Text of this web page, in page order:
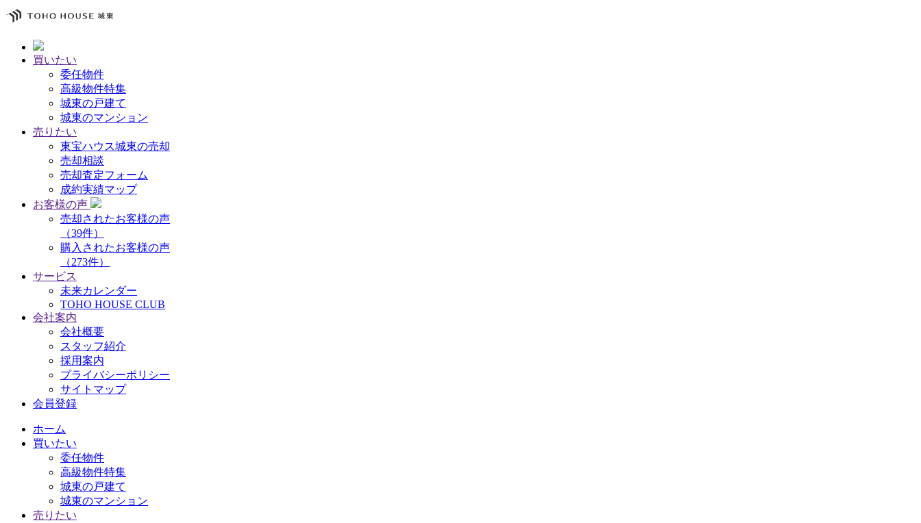
買いたい
委任物件
高級物件特集
城東の戸建て
城東のマンション
売りたい
東宝ハウス城東の売却
売却相談
売却査定フォーム
成約実績マップ
お客様の声
売却されたお客様の声
（39件）
購入されたお客様の声
（273件）
サービス
未来カレンダー
TOHO HOUSE CLUB
会社案内
会社概要
スタッフ紹介
採用案内
プライバシーポリシー
サイトマップ
会員登録
ホーム
買いたい
委任物件
高級物件特集
城東の戸建て
城東のマンション
売りたい